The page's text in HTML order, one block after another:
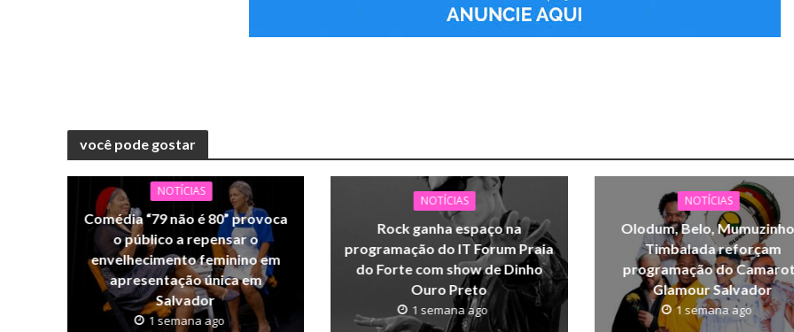
você pode gostar
NOTÍCIAS
Comédia “79 não é 80” provoca
o público a repensar o
envelhecimento feminino em
apresentação única em
Salvador
1 semana ago
NOTÍCIAS
Rock ganha espaço na
programação do IT Forum Praia
do Forte com show de Dinho
Ouro Preto
1 semana ago
NOTÍCIAS
Olodum, Belo,
Timbalada reforçam
programação do
Glamour Salvador
1 semana ago